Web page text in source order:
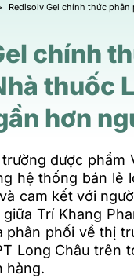
Redisolv Gel chính thức
chính
thuốc
hơn
dược phẩm
hệ thống bán lẻ
cam kết với
Trí Khang
phân phối về thị
Long Châu trên
hàng.